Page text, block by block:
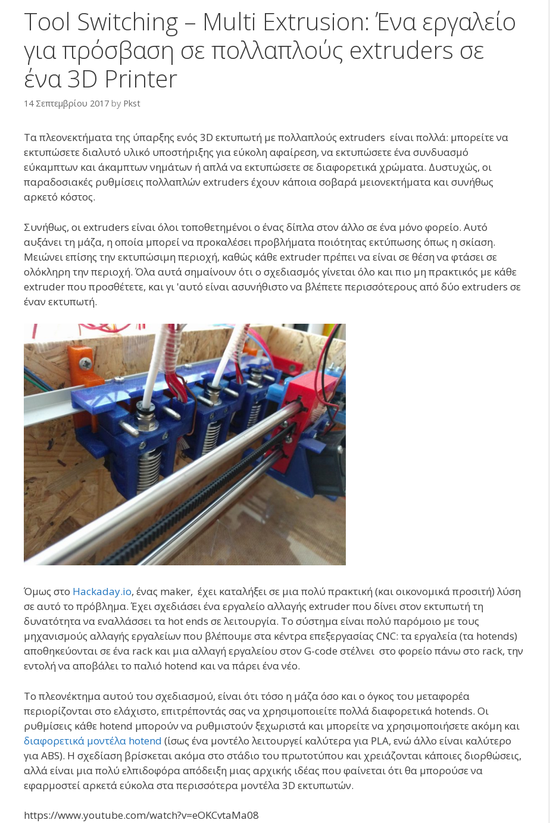
Tool Switching – Multi Extrusion: Ένα εργαλείο
για πρόσβαση σε πολλαπλούς extruders σε
ένα 3D Printer
14 Σεπτεμβρίου 2017 by Pkst
Τα πλεονεκτήματα της ύπαρξης ενός 3D εκτυπωτή με πολλαπλούς extruders είναι πολλά: μπορείτε να
εκτυπώσετε διαλυτό υλικό υποστήριξης για εύκολη αφαίρεση, να εκτυπώσετε ένα συνδυασμό
εύκαμπτων και άκαμπτων νημάτων ή απλά να εκτυπώσετε σε διαφορετικά χρώματα. Δυστυχώς, οι
παραδοσιακές ρυθμίσεις πολλαπλών extruders έχουν κάποια σοβαρά μειονεκτήματα και συνήθως
αρκετό κόστος.
Συνήθως, οι extruders είναι όλοι τοποθετημένοι ο ένας δίπλα στον άλλο σε ένα μόνο φορείο. Αυτό
αυξάνει τη μάζα, η οποία μπορεί να προκαλέσει προβλήματα ποιότητας εκτύπωσης όπως η σκίαση.
Μειώνει επίσης την εκτυπώσιμη περιοχή, καθώς κάθε extruder πρέπει να είναι σε θέση να φτάσει σε
ολόκληρη την περιοχή. Όλα αυτά σημαίνουν ότι ο σχεδιασμός γίνεται όλο και πιο μη πρακτικός με κάθε
extruder που προσθέτετε, και γι 'αυτό είναι ασυνήθιστο να βλέπετε περισσότερους από δύο extruders σε
έναν εκτυπωτή.
Όμως στο Hackaday.io, ένας maker, έχει καταλήξει σε μια πολύ πρακτική (και οικονομικά προσιτή) λύση
σε αυτό το πρόβλημα. Έχει σχεδιάσει ένα εργαλείο αλλαγής extruder που δίνει στον εκτυπωτή τη
δυνατότητα να εναλλάσσει τα hot ends σε λειτουργία. Το σύστημα είναι πολύ παρόμοιο με τους
μηχανισμούς αλλαγής εργαλείων που βλέπουμε στα κέντρα επεξεργασίας CNC: τα εργαλεία (τα hotends)
αποθηκεύονται σε ένα rack και μια αλλαγή εργαλείου στον G-code στέλνει στο φορείο πάνω στο rack, την
εντολή να αποβάλει το παλιό hotend και να πάρει ένα νέο.
Το πλεονέκτημα αυτού του σχεδιασμού, είναι ότι τόσο η μάζα όσο και ο όγκος του μεταφορέα
περιορίζονται στο ελάχιστο, επιτρέποντάς σας να χρησιμοποιείτε πολλά διαφορετικά hotends. Οι
ρυθμίσεις κάθε hotend μπορούν να ρυθμιστούν ξεχωριστά και μπορείτε να χρησιμοποιήσετε ακόμη και
διαφορετικά μοντέλα hotend (ίσως ένα μοντέλο λειτουργεί καλύτερα για PLA, ενώ άλλο είναι καλύτερο
για ABS). Η σχεδίαση βρίσκεται ακόμα στο στάδιο του πρωτοτύπου και χρειάζονται κάποιες διορθώσεις,
αλλά είναι μια πολύ ελπιδοφόρα απόδειξη μιας αρχικής ιδέας που φαίνεται ότι θα μπορούσε να
εφαρμοστεί αρκετά εύκολα στα περισσότερα μοντέλα 3D εκτυπωτών.
https://www.youtube.com/watch?v=eOKCvtaMa08